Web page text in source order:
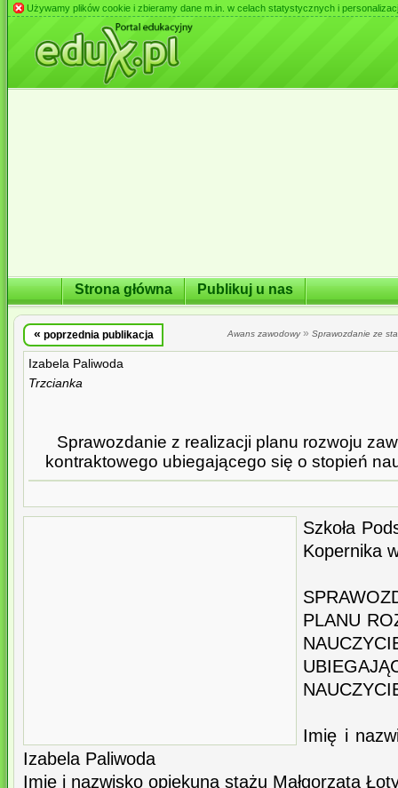
Używamy plików cookie i zbieramy dane m.in. w celach statystycznych i
Strona główna Publikuj u nas
« poprzednia publikacja Awans zawodowy» Sprawozdanie ze
Izabela Paliwoda
Trzcianka
Sprawozdanie z realizacji planu rozwoju
kontraktowego ubiegającego się o stopień
Szkoła
Kopernika
PLANU
Imię i
Izabela Paliwoda
Imię i nazwisko opiekuna stażu Małgorzata